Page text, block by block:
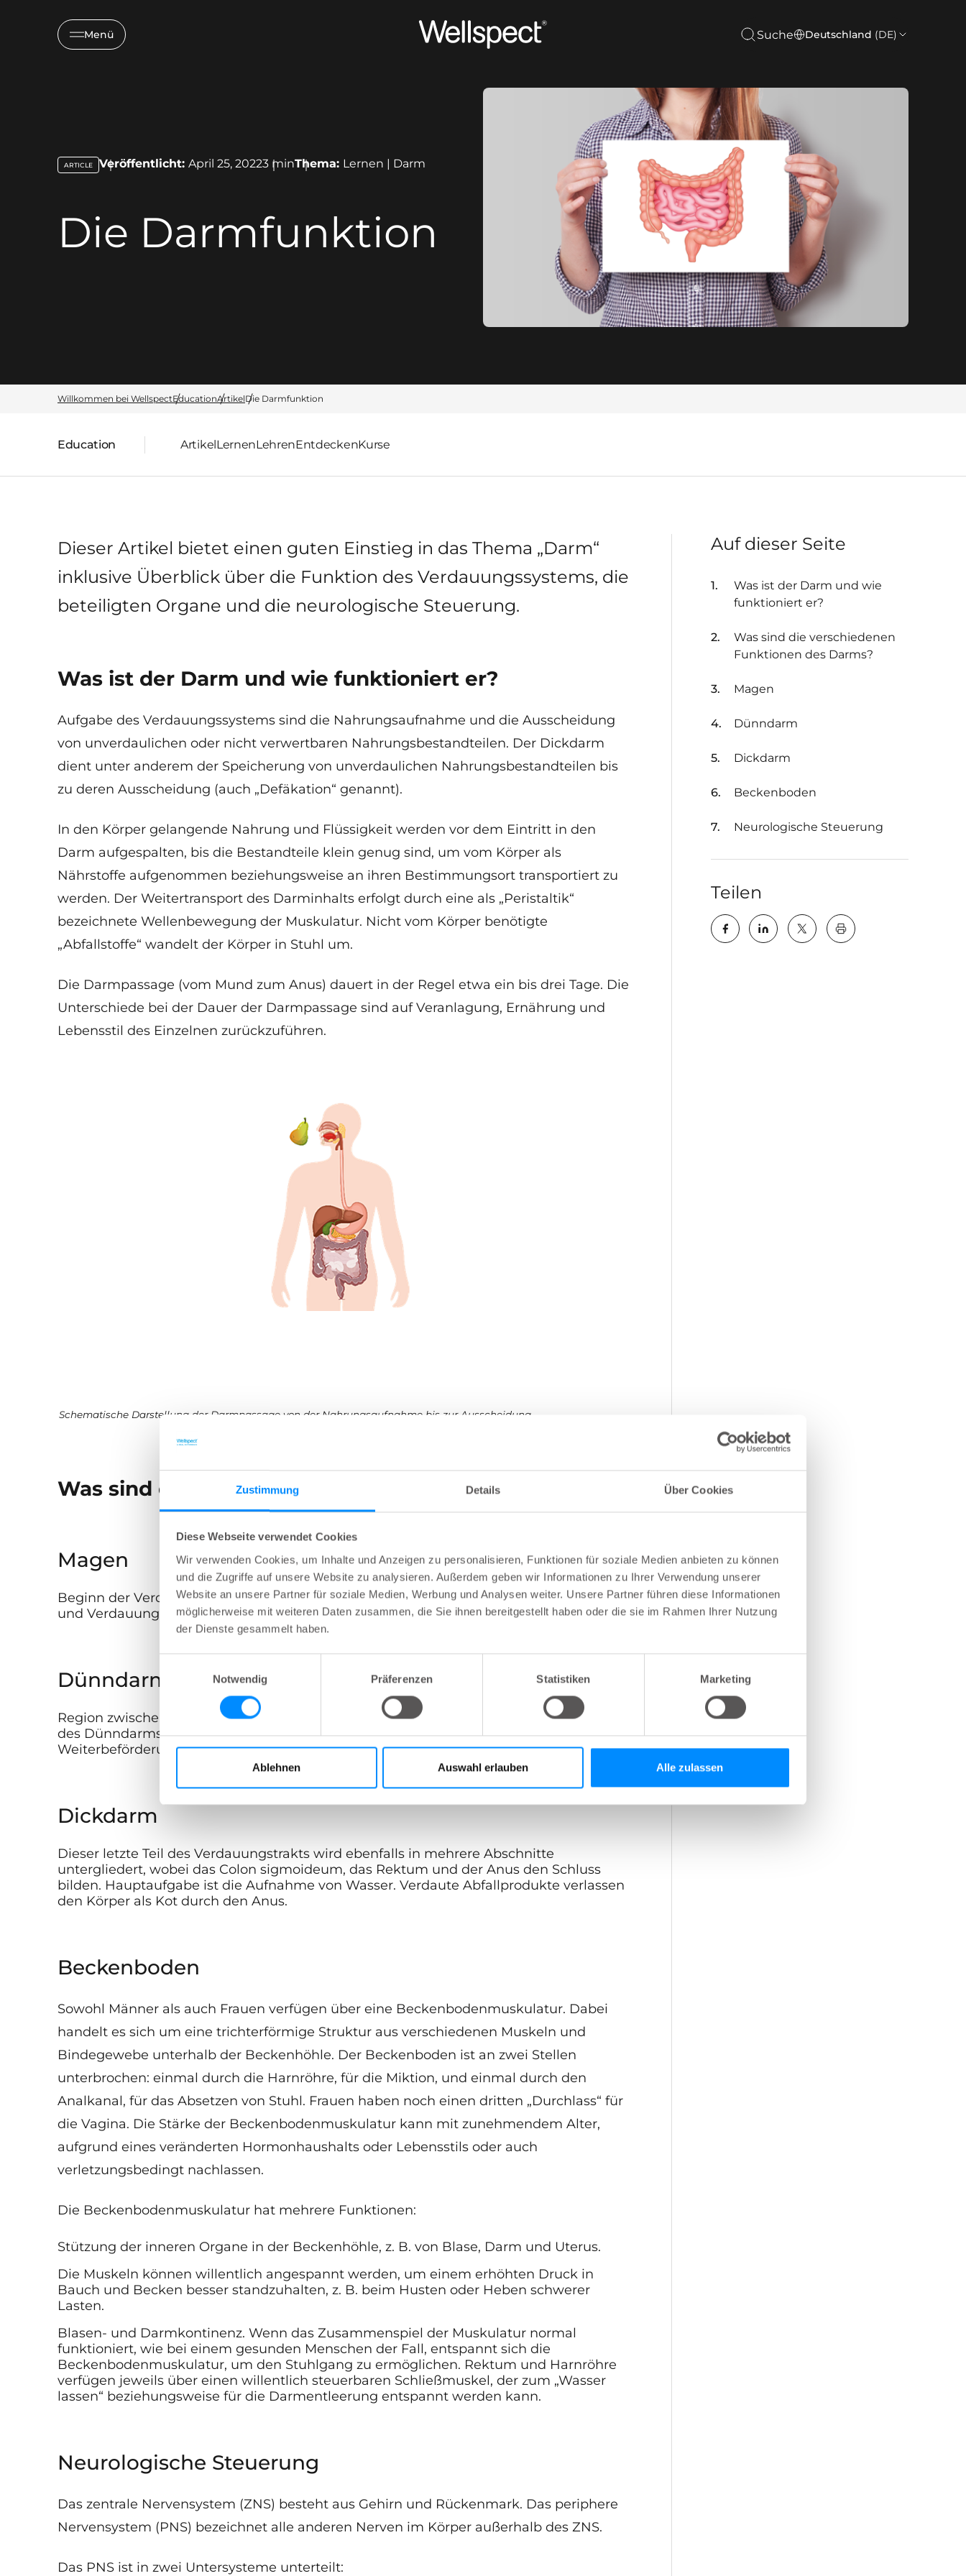
Zustimmung Details Über Cookies
Diese Webseite verwendet Cookies
Wir verwenden Cookies, um Inhalte und Anzeigen zu personalisieren, Funktionen für soziale Medien anbieten zu können
und die Zugriffe auf unsere Website zu analysieren. Außerdem geben wir Informationen zu Ihrer Verwendung unserer
Website an unsere Partner für soziale Medien, Werbung und Analysen weiter. Unsere Partner führen diese Informationen
möglicherweise mit weiteren Daten zusammen, die Sie ihnen bereitgestellt haben oder die sie im Rahmen Ihrer Nutzung
der Dienste gesammelt haben.
Notwendig
Präferenzen Statistiken Marketing
Ablehnen Auswahl erlauben Alle zulassen
Menü
Wellspect
Suche Deutschland (DE)
Die Darmfunktion
key:global.content-type:
ARTICLE Veröffentlicht: April 25, 20223 minThema: Lernen | Darm
Willkommen bei WellspectEducationArtikelDie Darmfunktion
übergeordnete Seite:
Education Artikel LernenLehrenEntdeckenKurse
Dieser Artikel bietet einen guten Einstieg in das Thema „Darm“
inklusive Überblick über die Funktion des Verdauungssystems, die
beteiligten Organe und die neurologische Steuerung.
Was ist der Darm und wie funktioniert er?
Aufgabe des Verdauungssystems sind die Nahrungsaufnahme und die Ausscheidung
von unverdaulichen oder nicht verwertbaren Nahrungsbestandteilen. Der Dickdarm
dient unter anderem der Speicherung von unverdaulichen Nahrungsbestandteilen bis
zu deren Ausscheidung (auch „Defäkation“ genannt).
In den Körper gelangende Nahrung und Flüssigkeit werden vor dem Eintritt in den
Darm aufgespalten, bis die Bestandteile klein genug sind, um vom Körper als
Nährstoffe aufgenommen beziehungsweise an ihren Bestimmungsort transportiert zu
werden. Der Weitertransport des Darminhalts erfolgt durch eine als „Peristaltik“
bezeichnete Wellenbewegung der Muskulatur. Nicht vom Körper benötigte
„Abfallstoffe“ wandelt der Körper in Stuhl um.
Die Darmpassage (vom Mund zum Anus) dauert in der Regel etwa ein bis drei Tage. Die
Unterschiede bei der Dauer der Darmpassage sind auf Veranlagung, Ernährung und
Lebensstil des Einzelnen zurückzuführen.
Schematische Darstellung der Darmpassage von der Nahrungsaufnahme bis zur Ausscheidung
Was sind die verschiedenen Funktionen des Darms?
Magen
Beginn der Verdauung der zuvor im Mund gekauten Nahrung mit Hilfe von Magensäure
und Verdauungsenzymen. Beförderung der vorverdauten Nahrung in den Dünndarm.
Dünndarm
Region zwischen Magen und Dickdarm. Wird in mehrere Teile untergliedert. Aufgabe
des Dünndarms ist die kontinuierliche Aufspaltung und Resorption von Nährstoffen.
Weiterbeförderung der verdauten Nahrung in den Dickdarm.
Dickdarm
Dieser letzte Teil des Verdauungstrakts wird ebenfalls in mehrere Abschnitte
untergliedert, wobei das Colon sigmoideum, das Rektum und der Anus den Schluss
bilden. Hauptaufgabe ist die Aufnahme von Wasser. Verdaute Abfallprodukte verlassen
den Körper als Kot durch den Anus.
Beckenboden
Sowohl Männer als auch Frauen verfügen über eine Beckenbodenmuskulatur. Dabei
handelt es sich um eine trichterförmige Struktur aus verschiedenen Muskeln und
Bindegewebe unterhalb der Beckenhöhle. Der Beckenboden ist an zwei Stellen
unterbrochen: einmal durch die Harnröhre, für die Miktion, und einmal durch den
Analkanal, für das Absetzen von Stuhl. Frauen haben noch einen dritten „Durchlass“ für
die Vagina. Die Stärke der Beckenbodenmuskulatur kann mit zunehmendem Alter,
aufgrund eines veränderten Hormonhaushalts oder Lebensstils oder auch
verletzungsbedingt nachlassen.
Die Beckenbodenmuskulatur hat mehrere Funktionen:
Stützung der inneren Organe in der Beckenhöhle, z. B. von Blase, Darm und Uterus.
Die Muskeln können willentlich angespannt werden, um einem erhöhten Druck in
Bauch und Becken besser standzuhalten, z. B. beim Husten oder Heben schwerer
Lasten.
Blasen- und Darmkontinenz. Wenn das Zusammenspiel der Muskulatur normal
funktioniert, wie bei einem gesunden Menschen der Fall, entspannt sich die
Beckenbodenmuskulatur, um den Stuhlgang zu ermöglichen. Rektum und Harnröhre
verfügen jeweils über einen willentlich steuerbaren Schließmuskel, der zum „Wasser
lassen“ beziehungsweise für die Darmentleerung entspannt werden kann.
Neurologische Steuerung
Das zentrale Nervensystem (ZNS) besteht aus Gehirn und Rückenmark. Das periphere
Nervensystem (PNS) bezeichnet alle anderen Nerven im Körper außerhalb des ZNS.
Das PNS ist in zwei Untersysteme unterteilt:
Auf dieser Seite
Was ist der Darm und wie
funktioniert er?
Was sind die verschiedenen
Funktionen des Darms?
Magen
Dünndarm
Dickdarm
Beckenboden
Neurologische Steuerung
Teilen
key:global.print-this-